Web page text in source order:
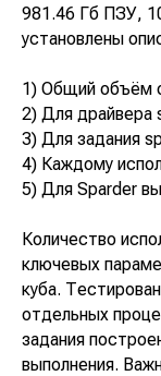
981.46 Гб ПЗУ,
установлены
1) Общий объём
2) Для драйвера
3) Для задания
4) Каждому
5) Для Sparder
Количество
ключевых
куба.
отдельных
задания
выполнения.